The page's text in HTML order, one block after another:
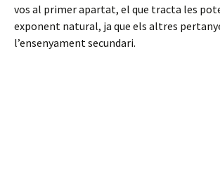
vos al primer apartat, el que tracta les
exponent natural, ja que els altres
l’ensenyament secundari.